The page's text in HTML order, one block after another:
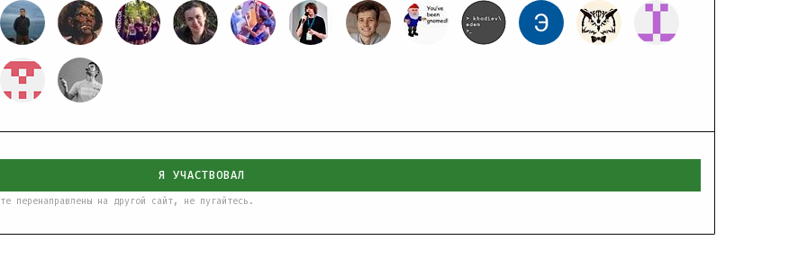
Я УЧАСТВОВАЛ
перенаправлены на другой сайт, не пугайтесь.